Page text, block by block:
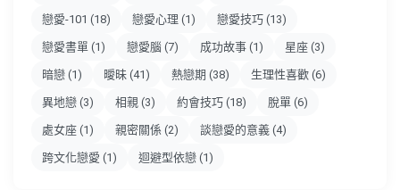
戀愛-101 (18) 戀愛心理 (1) 戀愛技巧 (13)
戀愛書單 (1) 戀愛腦 (7) 成功故事 (1) 星座 (3)
暗戀 (1) 曖昧 (41) 熱戀期 (38) 生理性喜歡 (6)
異地戀 (3) 相親 (3) 約會技巧 (18) 脫單 (6)
處女座 (1) 親密關係 (2) 談戀愛的意義 (4)
跨文化戀愛 (1) 迴避型依戀 (1)